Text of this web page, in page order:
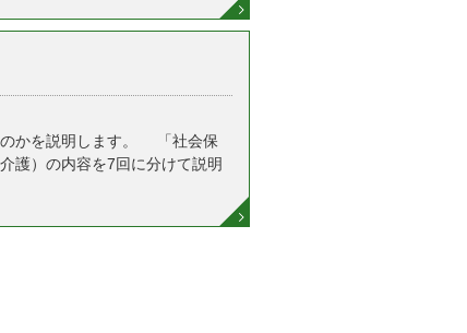
のかを説明します。 「社会保
護）の内容を7回に分けて説明